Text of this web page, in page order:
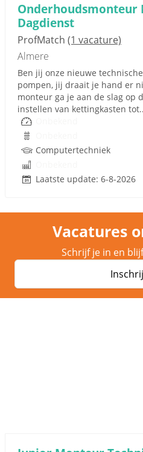
Onderhoudsmonteur
Dagdienst
ProfMatch (1 vacature)
Almere
Ben jij onze nieuwe
pompen, jij draait je hand er
monteur ga je aan de slag op
instellen van kettingkasten
Computertechniek
Laatste update: 6-8-2026
Vacatures
Schrijf je in en